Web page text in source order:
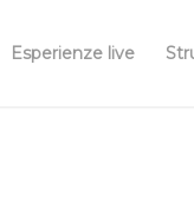
Esperienze live